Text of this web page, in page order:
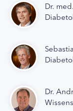
Dr.
Dr.